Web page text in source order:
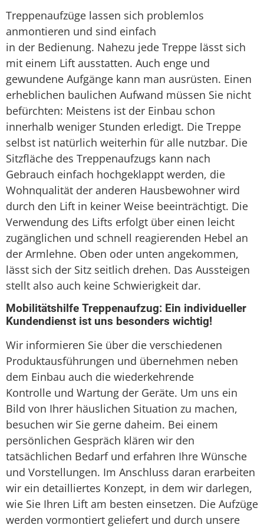
Treppenaufzüge lassen sich problemlos
anmontieren und sind einfach
in der Bedienung. Nahezu jede Treppe lässt sich
mit einem Lift ausstatten. Auch enge und
gewundene Aufgänge kann man ausrüsten. Einen
erheblichen baulichen Aufwand müssen Sie nicht
befürchten: Meistens ist der Einbau schon
innerhalb weniger Stunden erledigt. Die Treppe
selbst ist natürlich weiterhin für alle nutzbar. Die
Sitzfläche des Treppenaufzugs kann nach
Gebrauch einfach hochgeklappt werden, die
Wohnqualität der anderen Hausbewohner wird
durch den Lift in keiner Weise beeinträchtigt. Die
Verwendung des Lifts erfolgt über einen leicht
zugänglichen und schnell reagierenden Hebel an
der Armlehne. Oben oder unten angekommen,
lässt sich der Sitz seitlich drehen. Das Aussteigen
stellt also auch keine Schwierigkeit dar.
Mobilitätshilfe Treppenaufzug: Ein individueller
Kundendienst ist uns besonders wichtig!
Wir informieren Sie über die verschiedenen
Produktausführungen und übernehmen neben
dem Einbau auch die wiederkehrende
Kontrolle und Wartung der Geräte. Um uns ein
Bild von Ihrer häuslichen Situation zu machen,
besuchen wir Sie gerne daheim. Bei einem
persönlichen Gespräch klären wir den
tatsächlichen Bedarf und erfahren Ihre Wünsche
und Vorstellungen. Im Anschluss daran erarbeiten
wir ein detailliertes Konzept, in dem wir darlegen,
wie Sie Ihren Lift am besten einsetzen. Die Aufzüge
werden vormontiert geliefert und durch unsere